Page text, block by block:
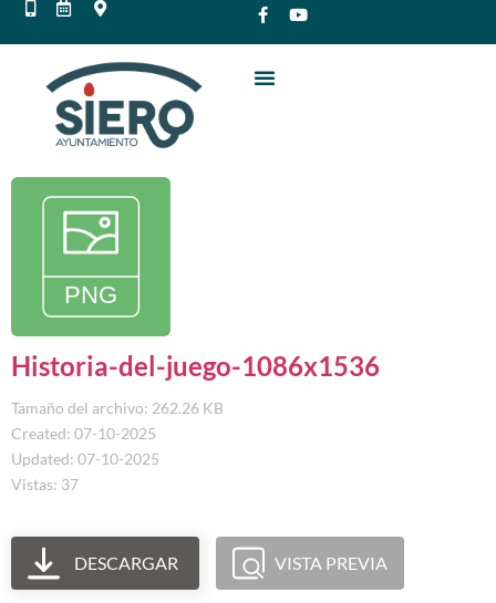
Historia-del-juego-1086x1536
Tamaño del archivo: 262.26 KB
Created: 07-10-2025
Updated: 07-10-2025
Vistas: 37
DESCARGAR VISTA PREVIA